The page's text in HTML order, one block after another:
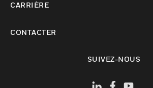
CARRIÈRE
CONTACTER
SUIVEZ-NOUS